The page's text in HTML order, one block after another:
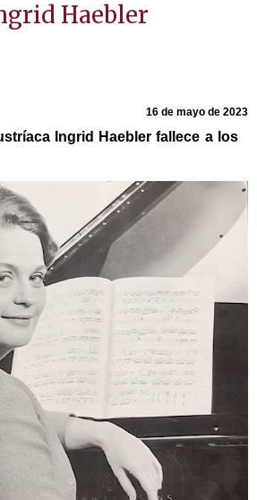
Haebler
16 de mayo de 2023
Ingrid Haebler fallece a los